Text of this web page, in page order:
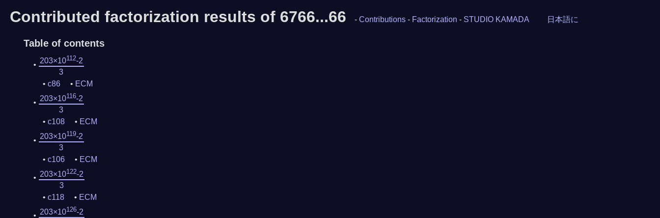
Contributed factorization results of 6766...66 -Contributions - Factorization - STUDIO KAMADA 日本語に
Table of contents
203×10112-2
3
c86
ECM
203×10116-2
3
c108
ECM
203×10119-2
3
c106
ECM
203×10122-2
3
c118
ECM
203×10126-2